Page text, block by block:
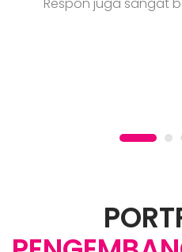
Respon juga sangat